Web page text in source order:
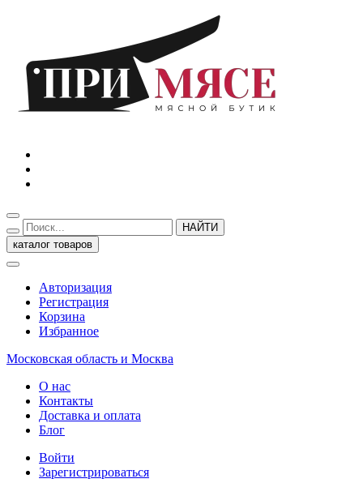
НАЙТИ
каталог товаров
Авторизация
Регистрация
Корзина
Избранное
Московская область и Москва
О нас
Контакты
Доставка и оплата
Блог
Войти
Зарегистрироваться